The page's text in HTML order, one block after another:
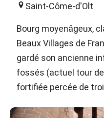
Saint-Côme-d'Olt
Bourg moyenâgeux,
Beaux Villages de
gardé son ancienne
fossés (actuel tour
fortifiée percée de